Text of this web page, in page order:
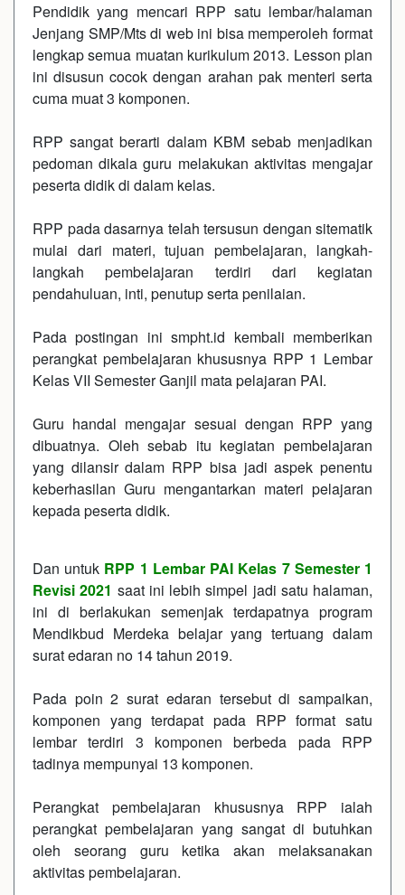
Pendidik yang mencari RPP satu lembar/halaman
Jenjang SMP/Mts di web ini bisa memperoleh format
lengkap semua muatan kurikulum 2013. Lesson plan
ini disusun cocok dengan arahan pak menteri serta
cuma muat 3 komponen.
RPP sangat berarti dalam KBM sebab menjadikan
pedoman dikala guru melakukan aktivitas mengajar
peserta didik di dalam kelas.
RPP pada dasarnya telah tersusun dengan sitematik
mulai dari materi, tujuan pembelajaran, langkah-
langkah pembelajaran terdiri dari kegiatan
pendahuluan, inti, penutup serta penilaian.
Pada postingan ini smpht.id kembali memberikan
perangkat pembelajaran khususnya RPP 1 Lembar
Kelas VII Semester Ganjil mata pelajaran PAI.
Guru handal mengajar sesuai dengan RPP yang
dibuatnya. Oleh sebab itu kegiatan pembelajaran
yang dilansir dalam RPP bisa jadi aspek penentu
keberhasilan Guru mengantarkan materi pelajaran
kepada peserta didik.
Dan untuk RPP 1 Lembar PAI Kelas 7 Semester 1
Revisi 2021 saat ini lebih simpel jadi satu halaman,
ini di berlakukan semenjak terdapatnya program
Mendikbud Merdeka belajar yang tertuang dalam
surat edaran no 14 tahun 2019.
Pada poin 2 surat edaran tersebut di sampaikan,
komponen yang terdapat pada RPP format satu
lembar terdiri 3 komponen berbeda pada RPP
tadinya mempunyai 13 komponen.
Perangkat pembelajaran khususnya RPP ialah
perangkat pembelajaran yang sangat di butuhkan
oleh seorang guru ketika akan melaksanakan
aktivitas pembelajaran.